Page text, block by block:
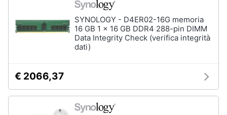
SYNOLOGY - D4ER02-16G memoria
16 GB 1 x 16 GB DDR4 288-pin DIMM
Data Integrity Check (verifica integrità
dati)
€ 2066,37